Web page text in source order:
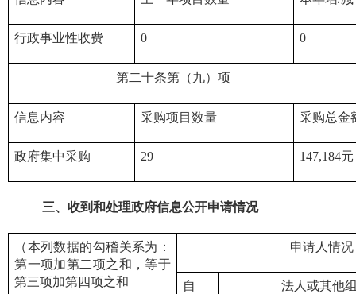
行政事业性收费 0 0
第二十条第（九）项
信息内容 采购项目数量 采购总金
政府集中采购 29 147,184元
三、 收到和处理政府信息公开申请情况
（本列数据的勾稽关系为：
第一项加第二项之和，等于
第三项加第四项之和
申请人情况
自 法人或其他